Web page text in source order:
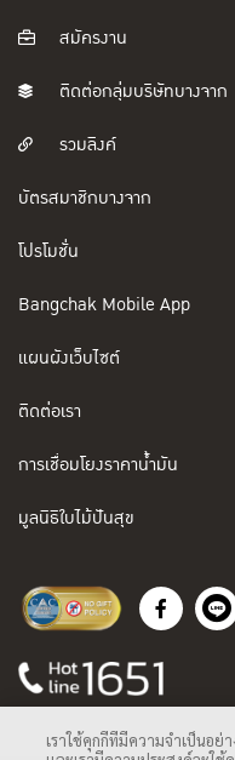
สมัครงาน
ติดต่อกลุ่มบริษัทบางจาก
รวมลิงค์
บัตรสมาชิกบางจาก
โปรโมชั่น
Bangchak Mobile App
แผนผังเว็บไซต์
ติดต่อเรา
การเชื่อมโยงราคาน้ำมัน
มูลนิธิใบไม้ปันสุข
เราใช้คุกกี้ที่มีความจำเป็นอย่